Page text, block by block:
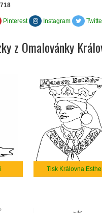
Pinterest Instagram
z Omalovánky
Tisk Královna